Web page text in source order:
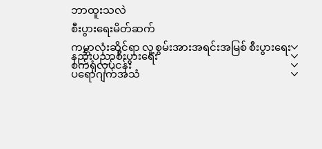
ဘာထူးသလဲ
စီးပွားရေးမိတ်ဆက်
ကမ္ဘာလုံးဆိုင်ရာ လူ့စွမ်းအားအရင်းအမြစ် စီးပွားရေး
နည်းပညာစီးပွားရေး
စက်ရုံလုပ်ငန်း
ပရောဂျက်အသံ